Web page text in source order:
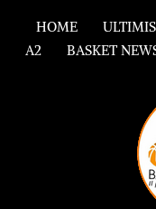
HOME
A2
BASKET